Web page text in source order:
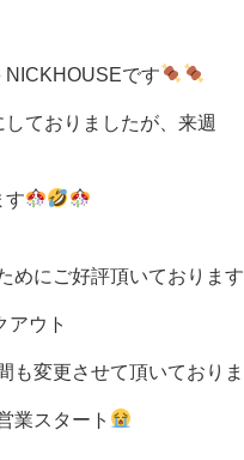
です
ておりましたが、来週
す
めにご好評頂いております
アウト
も変更させて頂いており
業スタート